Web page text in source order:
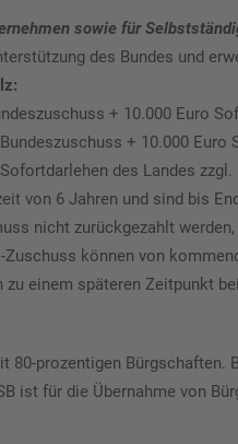
sowie für
des Bundes und
+ 10.000 Euro
+ 10.000
des Landes
von 6 Jahren und sind bis
nicht zurückgezahlt
Zuschuss können von
einem späteren Zeitpunkt
80-prozentigen
ist für die Übernahme von